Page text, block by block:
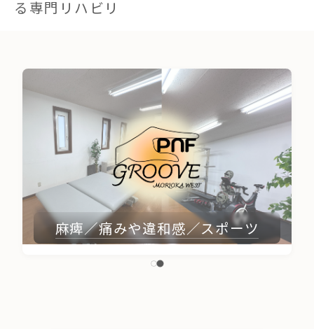
る専門リハビリ
麻痺／痛みや違和感／スポーツ